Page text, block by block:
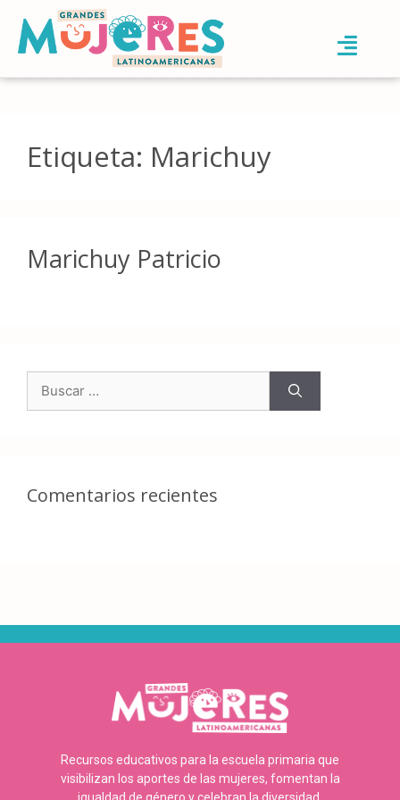
Etiqueta: Marichuy
Marichuy Patricio
Comentarios recientes
Recursos educativos para la escuela primaria que
visibilizan los aportes de las mujeres, fomentan la
igualdad de género y celebran la diversidad.